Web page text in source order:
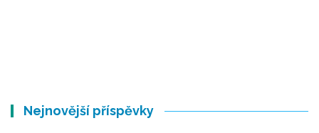
Nejnovější příspěvky